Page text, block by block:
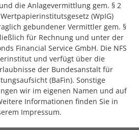
die Anlagevermittlung gem. § 2
(WpIG)
gebundener Vermittler gem. §
für Rechnung und unter der
Financial Service GmbH. Die NFS
und verfügt über die
der Bundesanstalt für
(BaFin). Sonstige
wir im eigenen Namen und auf
Informationen finden Sie in
Impressum.